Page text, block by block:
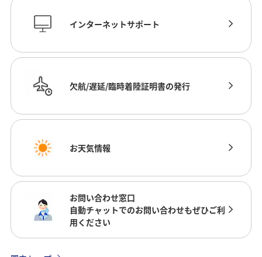
インターネットサポート
欠航/遅延/臨時着陸証明書の発行
お天気情報
お問い合わせ窓口
自動チャットでのお問い合わせもぜひご利
用ください